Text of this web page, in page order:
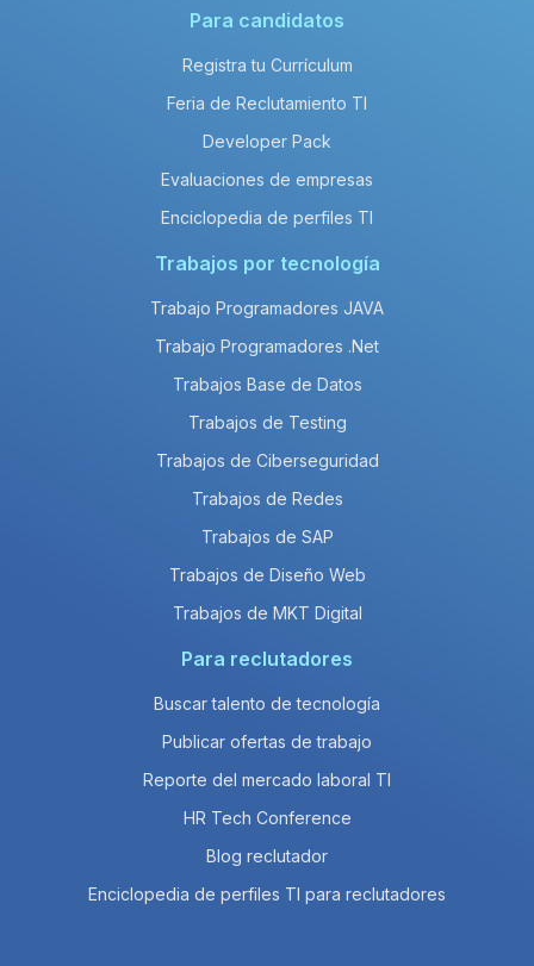
Para candidatos
Registra tu Currículum
Feria de Reclutamiento TI
Developer Pack
Evaluaciones de empresas
Enciclopedia de perfiles TI
Trabajos por tecnología
Trabajo Programadores JAVA
Trabajo Programadores .Net
Trabajos Base de Datos
Trabajos de Testing
Trabajos de Ciberseguridad
Trabajos de Redes
Trabajos de SAP
Trabajos de Diseño Web
Trabajos de MKT Digital
Para reclutadores
Buscar talento de tecnología
Publicar ofertas de trabajo
Reporte del mercado laboral TI
HR Tech Conference
Blog reclutador
Enciclopedia de perfiles TI para reclutadores